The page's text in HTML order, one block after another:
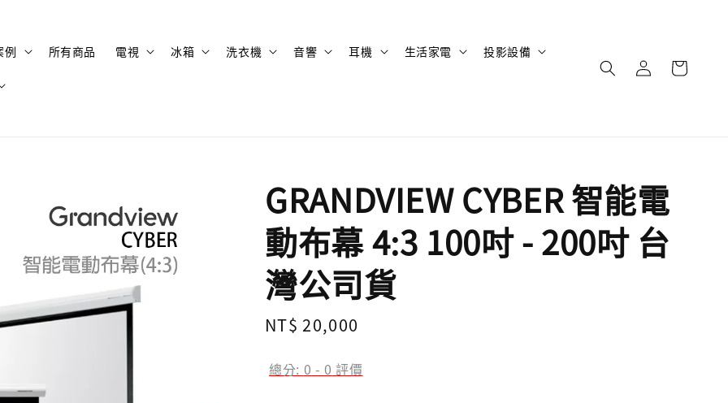
例 所有商品 電視 冰箱 洗衣機 音響 耳機 生活家電 投影設備
GRANDVIEW CYBER 智能電
動布幕 4:3 100吋 - 200吋 台
灣公司貨
Regular
NT$ 20,000
總分: 0 - 0 評價